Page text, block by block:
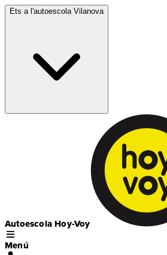
Ets a l'autoescola Vilanova
Autoescola Hoy-Voy
Menú